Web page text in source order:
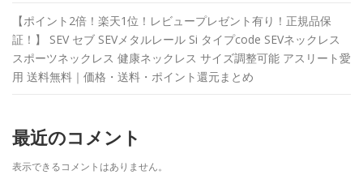
【ポイント2倍！楽天1位！レビュープレゼント有り！正規品保
証！】 SEV セブ SEVメタルレール Si タイプcode SEVネックレス
スポーツネックレス 健康ネックレス サイズ調整可能 アスリート愛
用 送料無料｜価格・送料・ポイント還元まとめ
最近のコメント
表示できるコメントはありません。